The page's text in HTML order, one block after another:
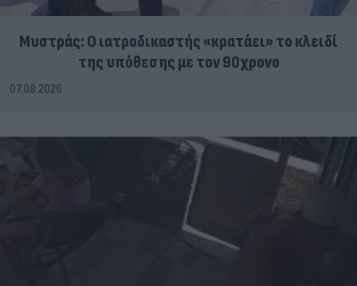
Μυστράς: Ο ιατροδικαστής «κρατάει» το κλειδί
της υπόθεσης με τον 90χρονο
07.08.2026